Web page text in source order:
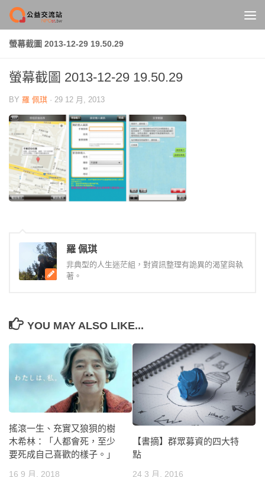
Skip to content
螢幕截圖 2013-12-29 19.50.29
螢幕截圖 2013-12-29 19.50.29
BY 羅 佩琪 · 29 12 月, 2013
羅 佩琪
非典型的人生迷茫組，對資訊整理有詭異的渴望與執
著。
YOU MAY ALSO LIKE...
搖滾一生、充實又狼狽的樹
木希林：「人都會死，至少
要死成自己喜歡的樣子。」
16 9 月, 2018
【書摘】群眾募資的四大特
點
24 3 月, 2016